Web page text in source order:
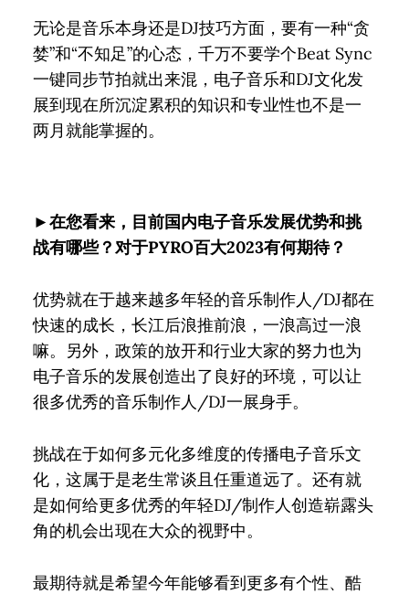
无论是音乐本身还是DJ技巧方面，要有一种“贪
婪”和“不知足”的心态，千万不要学个Beat Sync
一键同步节拍就出来混，电子音乐和DJ文化发
展到现在所沉淀累积的知识和专业性也不是一
两月就能掌握的。
►在您看来，目前国内电子音乐发展优势和挑
战有哪些？对于PYRO百大2023有何期待？
优势就在于越来越多年轻的音乐制作人/DJ都在
快速的成长，长江后浪推前浪，一浪高过一浪
嘛。另外，政策的放开和行业大家的努力也为
电子音乐的发展创造出了良好的环境，可以让
很多优秀的音乐制作人/DJ一展身手。
挑战在于如何多元化多维度的传播电子音乐文
化，这属于是老生常谈且任重道远了。还有就
是如何给更多优秀的年轻DJ/制作人创造崭露头
角的机会出现在大众的视野中。
最期待就是希望今年能够看到更多有个性、酷